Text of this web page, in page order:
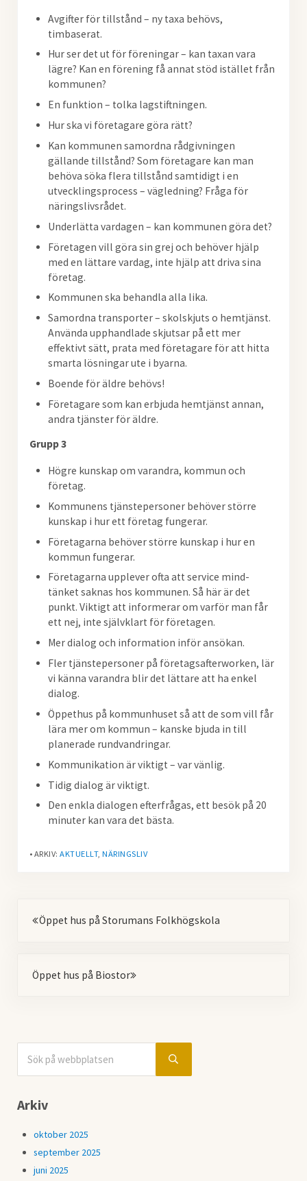
Avgifter för tillstånd – ny taxa behövs,
timbaserat.
Hur ser det ut för föreningar – kan taxan vara
lägre? Kan en förening få annat stöd istället från
kommunen?
En funktion – tolka lagstiftningen.
Hur ska vi företagare göra rätt?
Kan kommunen samordna rådgivningen
gällande tillstånd? Som företagare kan man
behöva söka flera tillstånd samtidigt i en
utvecklingsprocess – vägledning? Fråga för
näringslivsrådet.
Underlätta vardagen – kan kommunen göra det?
Företagen vill göra sin grej och behöver hjälp
med en lättare vardag, inte hjälp att driva sina
företag.
Kommunen ska behandla alla lika.
Samordna transporter – skolskjuts o hemtjänst.
Använda upphandlade skjutsar på ett mer
effektivt sätt, prata med företagare för att hitta
smarta lösningar ute i byarna.
Boende för äldre behövs!
Företagare som kan erbjuda hemtjänst annan,
andra tjänster för äldre.
Grupp 3
Högre kunskap om varandra, kommun och
företag.
Kommunens tjänstepersoner behöver större
kunskap i hur ett företag fungerar.
Företagarna behöver större kunskap i hur en
kommun fungerar.
Företagarna upplever ofta att service mind-
tänket saknas hos kommunen. Så här är det
punkt. Viktigt att informerar om varför man får
ett nej, inte självklart för företagen.
Mer dialog och information inför ansökan.
Fler tjänstepersoner på företagsafterworken, lär
vi känna varandra blir det lättare att ha enkel
dialog.
Öppethus på kommunhuset så att de som vill får
lära mer om kommun – kanske bjuda in till
planerade rundvandringar.
Kommunikation är viktigt – var vänlig.
Tidig dialog är viktigt.
Den enkla dialogen efterfrågas, ett besök på 20
minuter kan vara det bästa.
• ARKIV:AKTUELLT,NÄRINGSLIV
Öppet hus på Storumans Folkhögskola
Öppet hus på Biostor
Sidebar
Submit search
Arkiv
oktober 2025
september 2025
juni 2025